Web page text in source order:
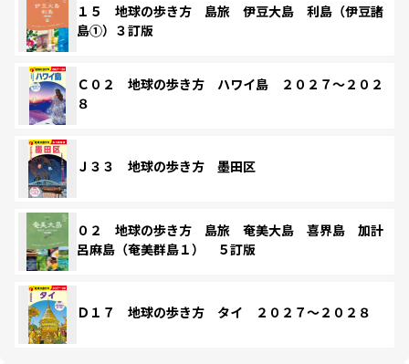
１５ 地球の歩き方 島旅 伊豆大島 利島（伊豆諸
島①）３訂版
Ｃ０２ 地球の歩き方 ハワイ島 ２０２７～２０２
８
Ｊ３３ 地球の歩き方 墨田区
０２ 地球の歩き方 島旅 奄美大島 喜界島 加計
呂麻島（奄美群島１） ５訂版
Ｄ１７ 地球の歩き方 タイ ２０２７～２０２８